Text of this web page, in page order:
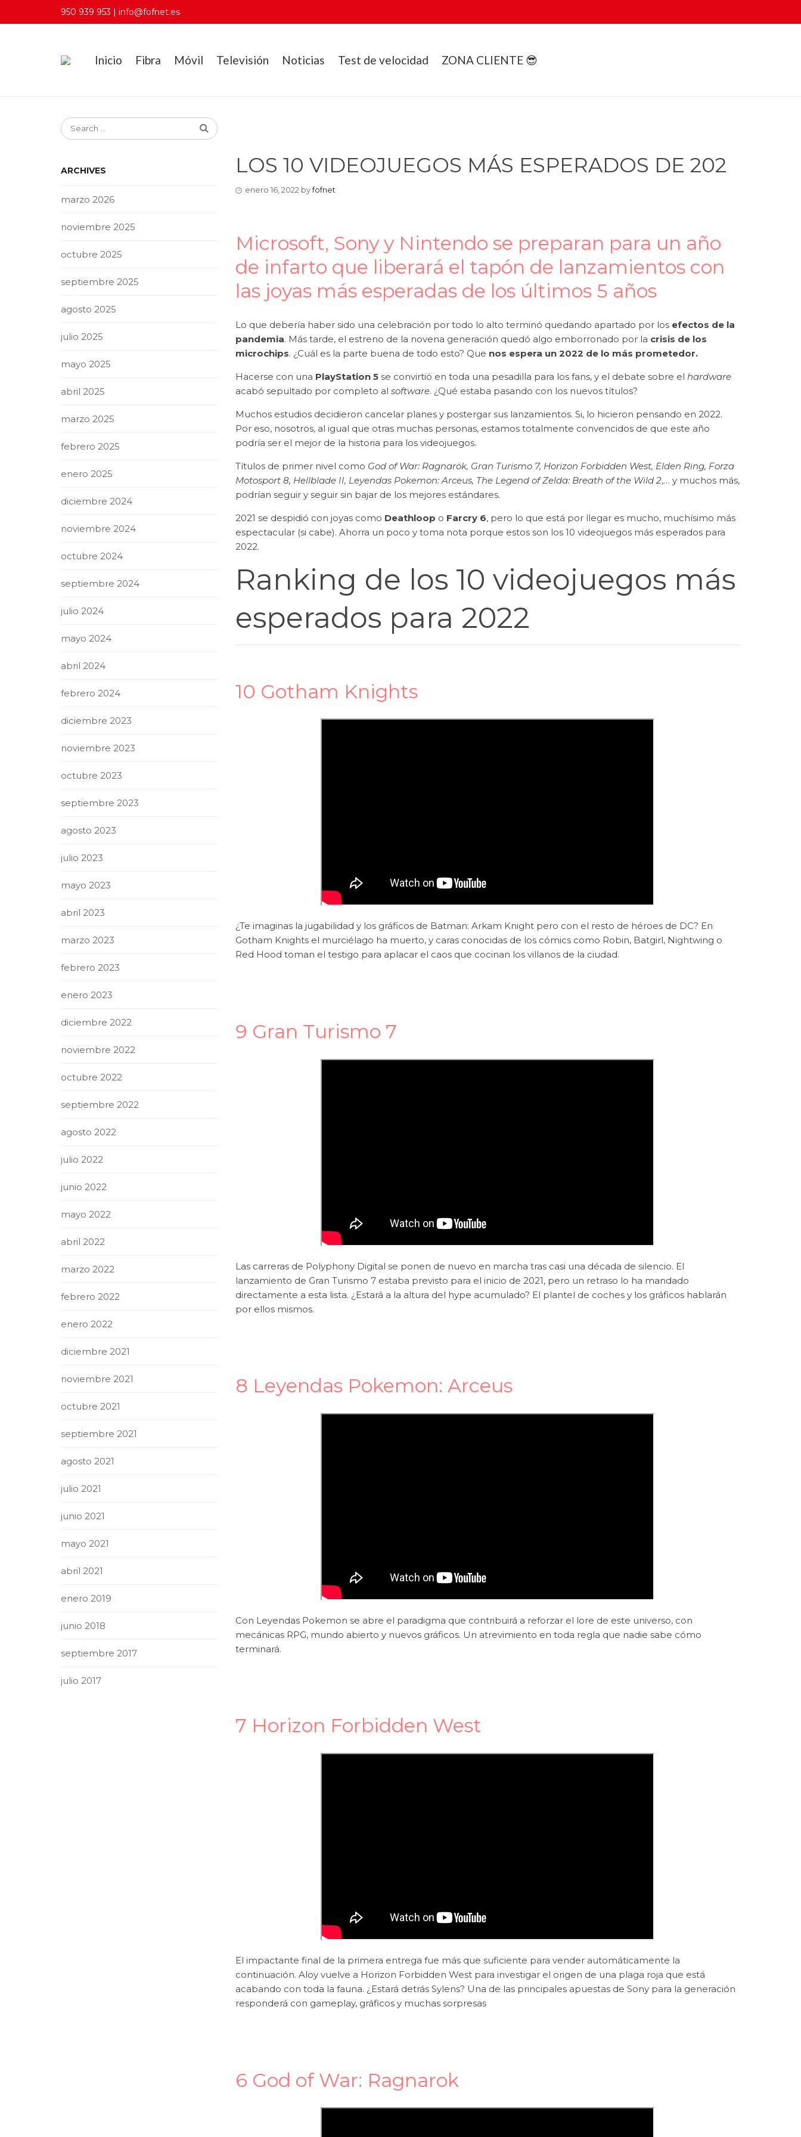
950 939 953 | info@fofnet.es
Inicio Fibra Móvil Televisión Noticias Test de velocidad ZONA CLIENTE 😎
LOS 10 VIDEOJUEGOS MÁS ESPERADOS DE 202
enero 16, 2022 byfofnet
Microsoft, Sony y Nintendo se preparan para un año
de infarto que liberará el tapón de lanzamientos con
las joyas más esperadas de los últimos 5 años
Lo que debería haber sido una celebración por todo lo alto terminó quedando apartado por los efectos de la
pandemia. Más tarde, el estreno de la novena generación quedó algo emborronado por la crisis de los
microchips. ¿Cuál es la parte buena de todo esto? Que nos espera un 2022 de lo más prometedor.
Hacerse con una PlayStation 5se convirtió en toda una pesadilla para los fans, y el debate sobre el hardware
acabó sepultado por completo al software. ¿Qué estaba pasando con los nuevos títulos?
Muchos estudios decidieron cancelar planes y postergar sus lanzamientos. Si, lo hicieron pensando en 2022.
Por eso, nosotros, al igual que otras muchas personas, estamos totalmente convencidos de que este año
podría ser el mejor de la historia para los videojuegos.
Títulos de primer nivel como God of War: Ragnarök, Gran Turismo 7, Horizon Forbidden West, Elden Ring, Forza
Motosport 8, Hellblade II, Leyendas Pokemon: Arceus, The Legend of Zelda: Breath of the Wild 2,… y muchos más,
podrían seguir y seguir sin bajar de los mejores estándares.
2021 se despidió con joyas como Deathloop o Farcry 6, pero lo que está por llegar es mucho, muchísimo más
espectacular (si cabe). Ahorra un poco y toma nota porque estos son los 10 videojuegos más esperados para
2022.
Ranking de los 10 videojuegos más
esperados para 2022
10 Gotham Knights
¿Te imaginas la jugabilidad y los gráficos de Batman: Arkam Knight pero con el resto de héroes de DC? En
Gotham Knights el murciélago ha muerto, y caras conocidas de los cómics como Robin, Batgirl, Nightwing o
Red Hood toman el testigo para aplacar el caos que cocinan los villanos de la ciudad.
9 Gran Turismo 7
Las carreras de Polyphony Digital se ponen de nuevo en marcha tras casi una década de silencio. El
lanzamiento de Gran Turismo 7 estaba previsto para el inicio de 2021, pero un retraso lo ha mandado
directamente a esta lista. ¿Estará a la altura del hype acumulado? El plantel de coches y los gráficos hablarán
por ellos mismos.
8 Leyendas Pokemon: Arceus
Con Leyendas Pokemon se abre el paradigma que contribuirá a reforzar el lore de este universo, con
mecánicas RPG, mundo abierto y nuevos gráficos. Un atrevimiento en toda regla que nadie sabe cómo
terminará.
7 Horizon Forbidden West
El impactante final de la primera entrega fue más que suficiente para vender automáticamente la
continuación. Aloy vuelve a Horizon Forbidden West para investigar el origen de una plaga roja que está
acabando con toda la fauna. ¿Estará detrás Sylens? Una de las principales apuestas de Sony para la generación
responderá con gameplay, gráficos y muchas sorpresas
6 God of War: Ragnarok
ARCHIVES
marzo 2026
noviembre 2025
octubre 2025
septiembre 2025
agosto 2025
julio 2025
mayo 2025
abril 2025
marzo 2025
febrero 2025
enero 2025
diciembre 2024
noviembre 2024
octubre 2024
septiembre 2024
julio 2024
mayo 2024
abril 2024
febrero 2024
diciembre 2023
noviembre 2023
octubre 2023
septiembre 2023
agosto 2023
julio 2023
mayo 2023
abril 2023
marzo 2023
febrero 2023
enero 2023
diciembre 2022
noviembre 2022
octubre 2022
septiembre 2022
agosto 2022
julio 2022
junio 2022
mayo 2022
abril 2022
marzo 2022
febrero 2022
enero 2022
diciembre 2021
noviembre 2021
octubre 2021
septiembre 2021
agosto 2021
julio 2021
junio 2021
mayo 2021
abril 2021
enero 2019
junio 2018
septiembre 2017
julio 2017